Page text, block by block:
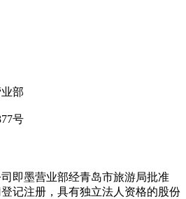
部
号
即墨营业部经青岛市旅游局批准
记注册，具有独立法人资格的股份